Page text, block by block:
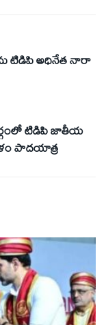
టిడిపి అధినేత నారా
టిడిపి జాతీయ
పాద‌యాత్ర